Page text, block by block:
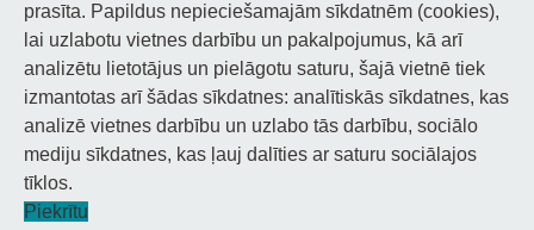
Sīkdatņu privātuma politika
Piekļūstamība
© 2026 Staņislava Broka Daugavpils Mūzikas vidusskola.
prasīta. Papildus nepieciešamajām sīkdatnēm (cookies),
lai uzlabotu vietnes darbību un pakalpojumus, kā arī
analizētu lietotājus un pielāgotu saturu, šajā vietnē tiek
izmantotas arī šādas sīkdatnes: analītiskās sīkdatnes, kas
analizē vietnes darbību un uzlabo tās darbību, sociālo
mediju sīkdatnes, kas ļauj dalīties ar saturu sociālajos
tīklos.
Piekrītu